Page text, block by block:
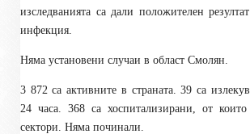
изследванията са дали положителен
инфекция.
Няма установени случаи в област Смолян.
3 872 са активните в страната. 39 са
24 часа. 368 са хоспитализирани, от
сектори. Няма починали.